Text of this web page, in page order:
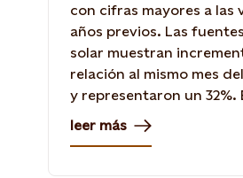
con cifras mayores a las
años previos. Las
solar muestran
relación al mismo mes
y representaron un 32%.
las térmicas cayó 29,5%.
leer más